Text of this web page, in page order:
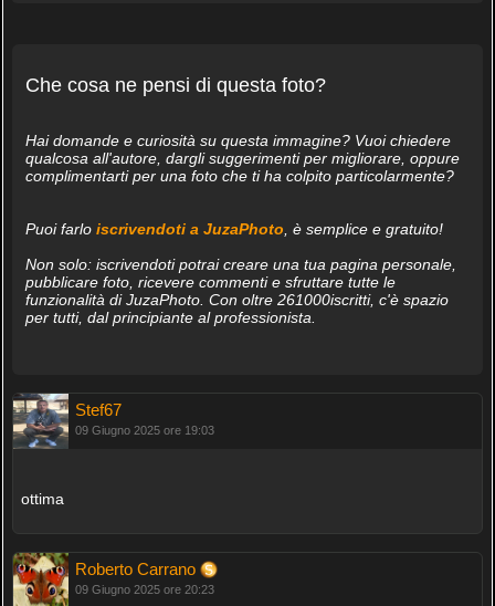
Che cosa ne pensi di questa foto?
Hai domande e curiosità su questa immagine? Vuoi chiedere
qualcosa all'autore, dargli suggerimenti per migliorare, oppure
complimentarti per una foto che ti ha colpito particolarmente?
Puoi farlo iscrivendoti a JuzaPhoto, è semplice e gratuito!
Non solo: iscrivendoti potrai creare una tua pagina personale,
pubblicare foto, ricevere commenti e sfruttare tutte le
funzionalità di JuzaPhoto. Con oltre 261000iscritti, c'è spazio
per tutti, dal principiante al professionista.
Stef67
09 Giugno 2025 ore 19:03
ottima
Roberto Carrano
09 Giugno 2025 ore 20:23